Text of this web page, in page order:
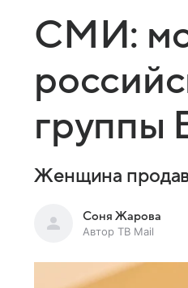
СМИ:
группы
Женщина
Соня Жарова
Автор ТВ Mail